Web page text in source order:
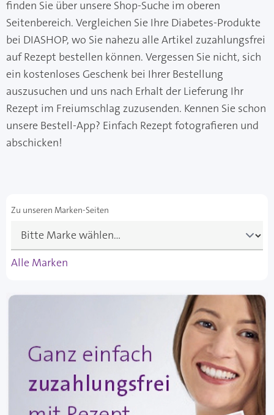
finden Sie über unsere Shop-Suche im oberen
Seitenbereich. Vergleichen Sie Ihre Diabetes-Produkte
bei DIASHOP, wo Sie nahezu alle Artikel zuzahlungsfrei
auf Rezept bestellen können. Vergessen Sie nicht, sich
ein kostenloses Geschenk bei Ihrer Bestellung
auszusuchen und uns nach Erhalt der Lieferung Ihr
Rezept im Freiumschlag zuzusenden. Kennen Sie schon
unsere Bestell-App? Einfach Rezept fotografieren und
abschicken!
Zu unseren Marken-Seiten
Alle Marken